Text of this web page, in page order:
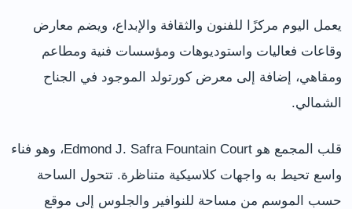
يعمل اليوم مركزًا للفنون والثقافة والإبداع، ويضم معارض
وقاعات فعاليات واستوديوهات ومؤسسات فنية ومطاعم
ومقاهي، إضافة إلى معرض كورتولد الموجود في الجناح
الشمالي.
قلب المجمع هو Edmond J. Safra Fountain Court، وهو فناء
واسع تحيط به واجهات كلاسيكية متناظرة. تتحول الساحة
حسب الموسم من مساحة للنوافير والجلوس إلى موقع